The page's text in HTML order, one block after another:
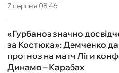
7 серпня 08:46
«Гурбанов значно
за Костюка»: Демченко
прогноз на матч Ліги
Динамо – Карабах